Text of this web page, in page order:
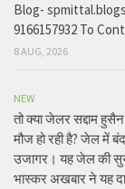
Blog-
9166157932 To
8 AUG, 2026
NEW
तो क्या जेलर सद्दाम
मौज हो रही है? जेल में बंद
उजागर। यह जेल की
भास्कर अखबार ने यह